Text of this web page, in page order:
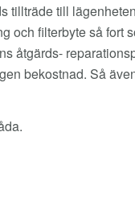
tillträde till lägenheten
och filterbyte så fort
åtgärds-
bekostnad. Så